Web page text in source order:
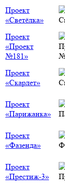
Проект
«Светёлка»
Проект
«Проект
№181»
Проект
«Скарлет»
Проект
«Парижанка»
Проект
«Фазенда»
Проект
«Престиж-3»